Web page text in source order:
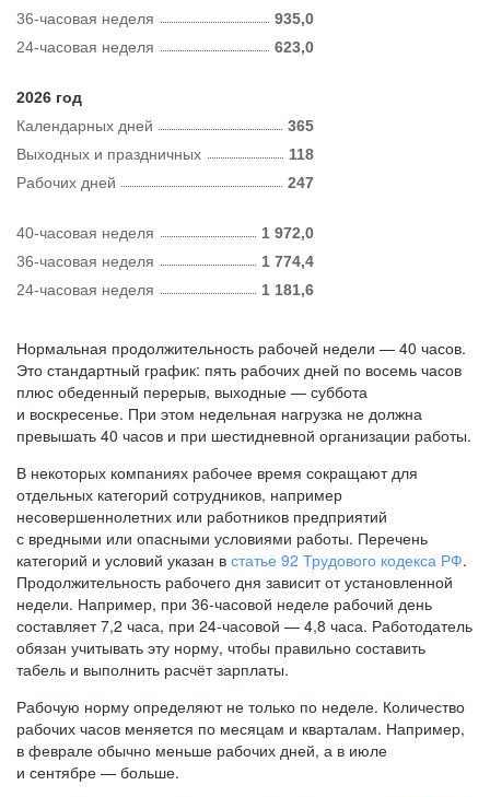
36-часовая неделя
935,0
24-часовая неделя
623,0
2026 год
Календарных дней
365
Рабочих дней 247
Выходных и праздничных 118
40-часовая неделя
1 972,0
36-часовая неделя
1 774,4
24-часовая неделя
1 181,6
Нормальная продолжительность рабочей недели — 40 часов.
Это стандартный график: пять рабочих дней по восемь часов
плюс обеденный перерыв, выходные — суббота
и воскресенье. При этом недельная нагрузка не должна
превышать 40 часов и при шестидневной организации работы.
В некоторых компаниях рабочее время сокращают для
отдельных категорий сотрудников, например
несовершеннолетних или работников предприятий
с вредными или опасными условиями работы. Перечень
категорий и условий указан в статье 92 Трудового кодекса РФ.
Продолжительность рабочего дня зависит от установленной
недели. Например, при 36-часовой неделе рабочий день
составляет 7,2 часа, при 24-часовой — 4,8 часа. Работодатель
обязан учитывать эту норму, чтобы правильно составить
табель и выполнить расчёт зарплаты.
Рабочую норму определяют не только по неделе. Количество
рабочих часов меняется по месяцам и кварталам. Например,
в феврале обычно меньше рабочих дней, а в июле
и сентябре — больше.